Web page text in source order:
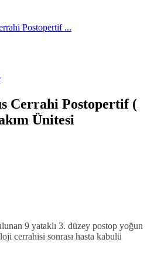
Postopertif ...
Cerrahi Postopertif (
Ünitesi
9 yataklı 3. düzey postop yoğun
cerrahisi sonrası hasta kabulü